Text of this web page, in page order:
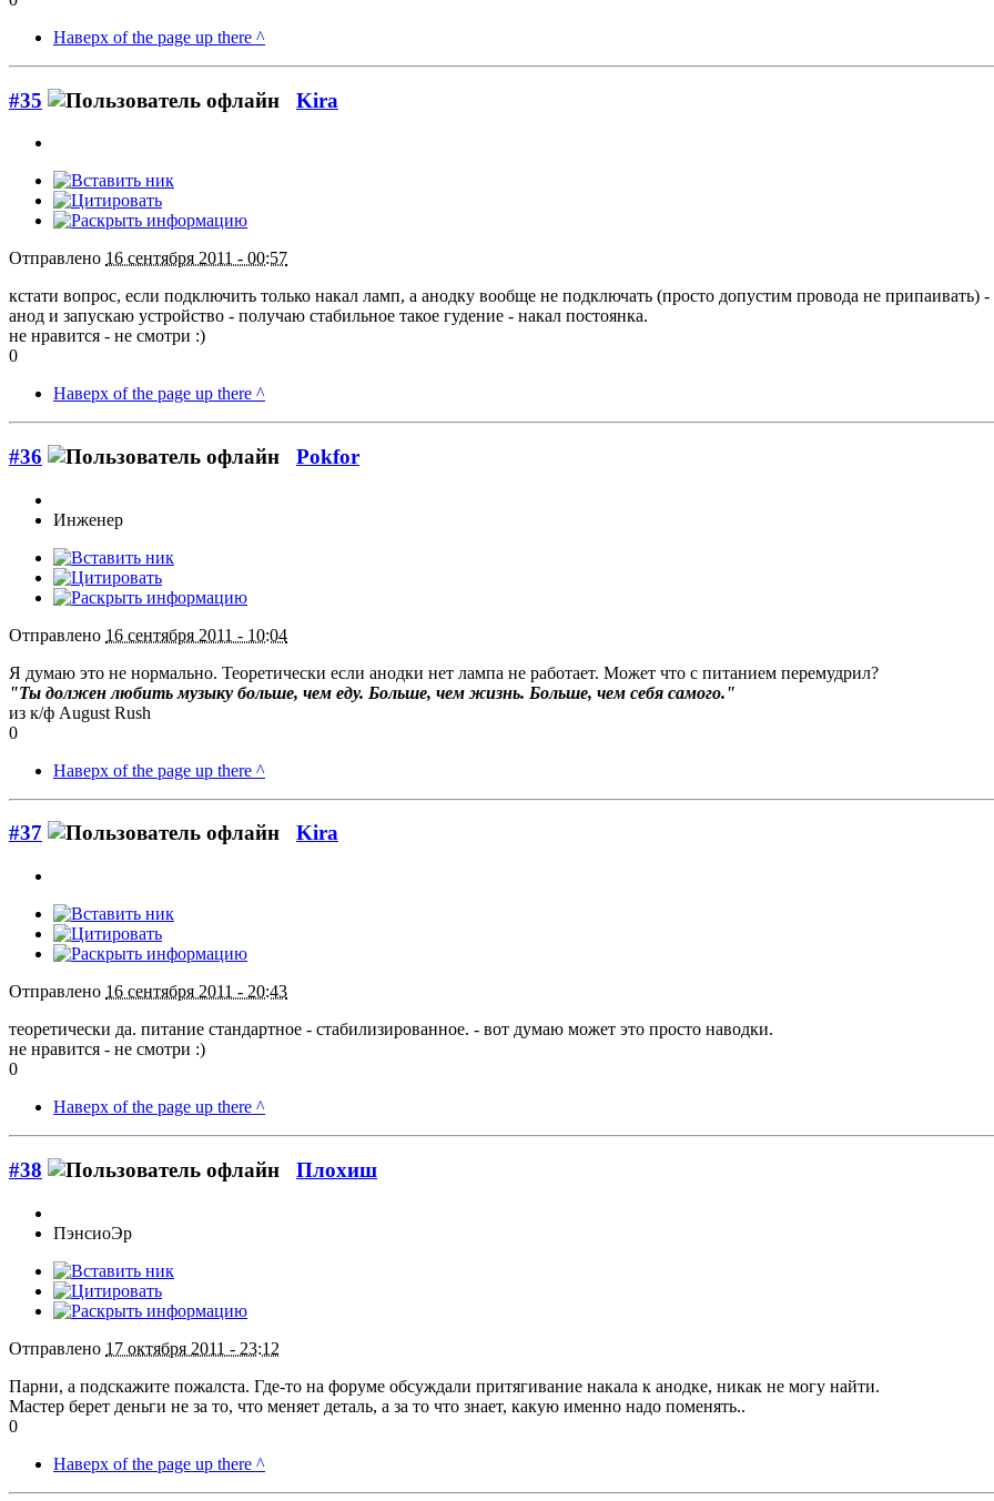
Наверх of the page up there ^
#35 Kira
Отправлено 16 сентября 2011 - 00:57
кстати вопрос, если подключить только накал ламп, а анодку вообще не подключать (просто допустим провода не припаивать)
анод и запускаю устройство - получаю стабильное такое гудение - накал постоянка.
не нравится - не смотри :)
0
Наверх of the page up there ^
#36 Pokfor
Инженер
Отправлено 16 сентября 2011 - 10:04
Я думаю это не нормально. Теоретически если анодки нет лампа не работает. Может что с питанием перемудрил?
"Ты должен любить музыку больше, чем еду. Больше, чем жизнь. Больше, чем себя самого."
из к/ф August Rush
0
Наверх of the page up there ^
#37 Kira
Отправлено 16 сентября 2011 - 20:43
теоретически да. питание стандартное - стабилизированное. - вот думаю может это просто наводки.
не нравится - не смотри :)
0
Наверх of the page up there ^
#38 Плохиш
ПэнсиоЭр
Отправлено 17 октября 2011 - 23:12
Парни, а подскажите пожалста. Где-то на форуме обсуждали притягивание накала к анодке, никак не могу найти.
Мастер берет деньги не за то, что меняет деталь, а за то что знает, какую именно надо поменять..
0
Наверх of the page up there ^